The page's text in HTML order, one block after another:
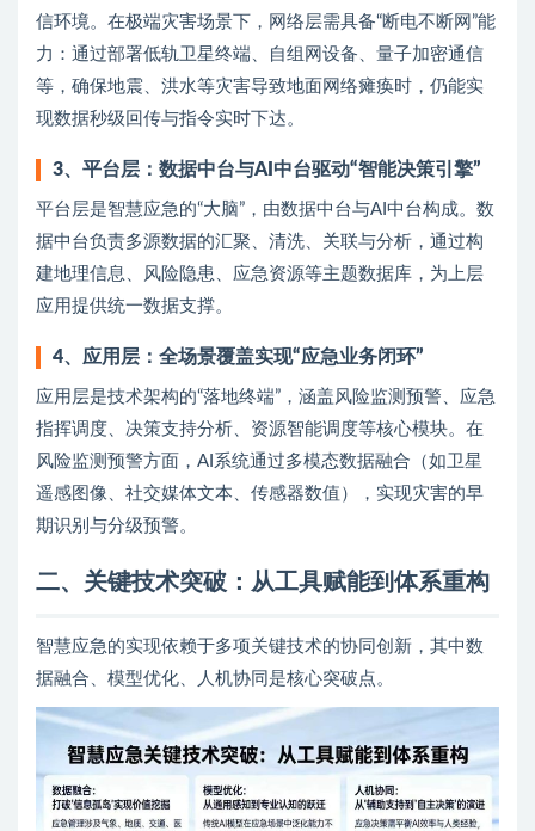
信环境。在极端灾害场景下，网络层需具备“断电不断网”能
力：通过部署低轨卫星终端、自组网设备、量子加密通信
等，确保地震、洪水等灾害导致地面网络瘫痪时，仍能实
现数据秒级回传与指令实时下达。
3、 平台层：数据中台与AI中台驱动“智能决策引擎”
平台层是智慧应急的“大脑”，由数据中台与AI中台构成。数
据中台负责多源数据的汇聚、清洗、关联与分析，通过构
建地理信息、风险隐患、应急资源等主题数据库，为上层
应用提供统一数据支撑。
4、 应用层：全场景覆盖实现“应急业务闭环”
应用层是技术架构的“落地终端”，涵盖风险监测预警、应急
指挥调度、决策支持分析、资源智能调度等核心模块。在
风险监测预警方面，AI系统通过多模态数据融合（如卫星
遥感图像、社交媒体文本、传感器数值），实现灾害的早
期识别与分级预警。
二、 关键技术突破：从工具赋能到体系重构
智慧应急的实现依赖于多项关键技术的协同创新，其中数
据融合、模型优化、人机协同是核心突破点。